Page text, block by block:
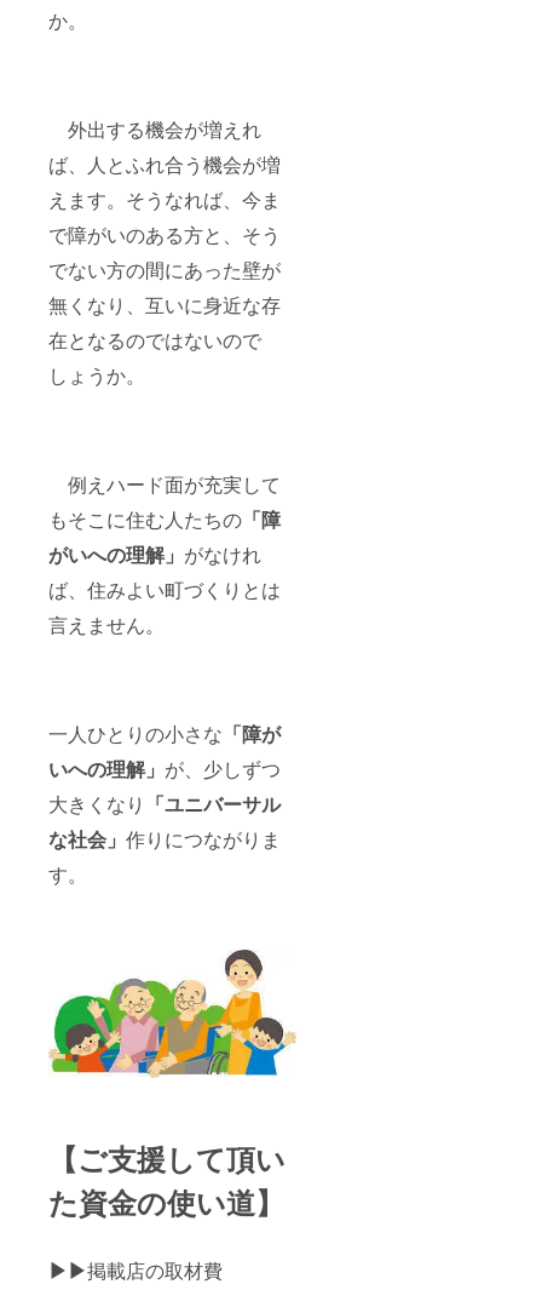
か。
外出する機会が増えれ
ば、人とふれ合う機会が増
えます。そうなれば、今ま
で障がいのある方と、そう
でない方の間にあった壁が
無くなり、互いに身近な存
在となるのではないので
しょうか。
例えハード面が充実して
もそこに住む人たちの 「障
がいへの理解」 がなけれ
ば、住みよい町づくりとは
言えません。
一人ひとりの小さな 「障が
いへの理解」 が、少しずつ
大きくなり 「ユニバーサル
な社会」 作りにつながりま
す。
【ご支援して頂い
た資金の使い道】
▶▶掲載店の取材費